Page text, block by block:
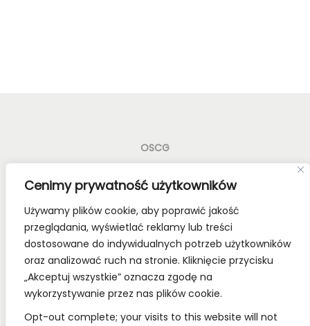
Cenimy prywatność użytkowników
Używamy plików cookie, aby poprawić jakość
przeglądania, wyświetlać reklamy lub treści
dostosowane do indywidualnych potrzeb użytkowników
oraz analizować ruch na stronie. Kliknięcie przycisku
„Akceptuj wszystkie” oznacza zgodę na
wykorzystywanie przez nas plików cookie.
Opt-out complete; your visits to this website will not
OSCG
styl życia!
Bądź z nami na bieżąco, dołącz do naszych mediów
społecznościowych.
REGULAMINY: